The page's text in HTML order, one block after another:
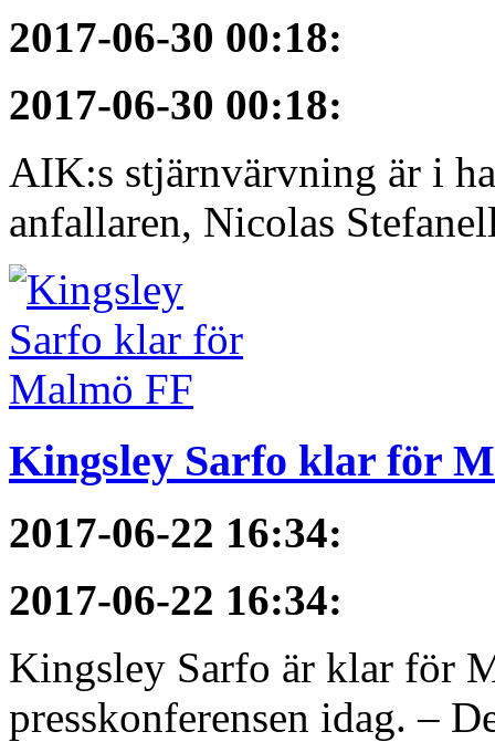
2017-06-30 00:18:
2017-06-30 00:18:
AIK:s stjärnvärvning är i
anfallaren, Nicolas
Kingsley Sarfo klar för
2017-06-22 16:34:
2017-06-22 16:34:
Kingsley Sarfo är klar för
presskonferensen idag. –